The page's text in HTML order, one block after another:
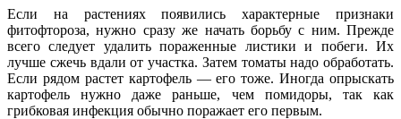
Если на растениях появились характерные признаки
фитофтороза, нужно сразу же начать борьбу с ним. Прежде
всего следует удалить пораженные листики и побеги. Их
лучше сжечь вдали от участка. Затем томаты надо обработать.
Если рядом растет картофель — его тоже. Иногда опрыскать
картофель нужно даже раньше, чем помидоры, так как
грибковая инфекция обычно поражает его первым.